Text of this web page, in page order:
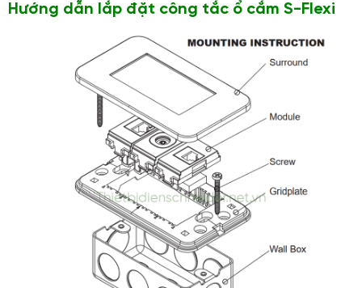
Hướng dẫn lắp đặt công tắc ổ cắm S-Flexi